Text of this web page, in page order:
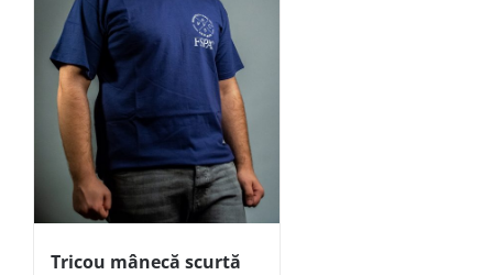
Tricou mânecă scurtă